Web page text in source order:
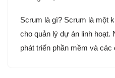
Scrum là gì? Scrum là một
cho quản lý dự án linh
phát triển phần mềm và